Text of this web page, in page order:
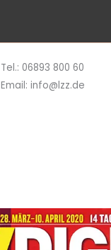
Tel.: 06893 800 60
Email: info@lzz.de